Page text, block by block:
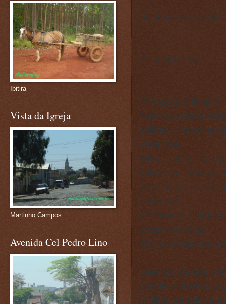
Tentem
Eis o pedido:
'Prezado Oficial
Venho por
militar. A razão
detalhes.
Meu pai e eu
televisão. Meu pai
uma viúva e sua
televisão.
O rádio e a
mais próximas.
Eu me apaixonei
Meu pai se
Neste momento,
A filha da minha
Ibitira
Vista da Igreja
Martinho Campos
Avenida Cel Pedro Lino